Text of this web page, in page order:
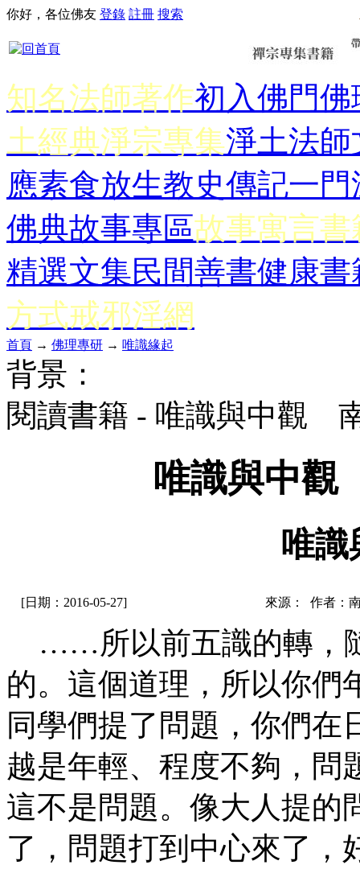
你好，各位佛友 登錄 註冊 搜索
知名法師著作初入佛門佛
土經典淨宗專集淨土法師
應素食放生教史傳記一門
佛典故事專區故事寓言書
精選文集民間善書健康書
方式戒邪淫網
首頁 → 佛理專研 → 唯識緣起
背景：
閱讀書籍 - 唯識與中觀
唯識與中
唯識
[日期：2016-05-27] 來源： 作者：
……所以前五識的轉，
的。這個道理，所以你
同學們提了問題，你們在
越是年輕、程度不夠，問
這不是問題。像大人提的
了，問題打到中心來了，